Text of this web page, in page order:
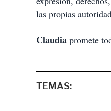
las propias
Claudia promete
TEMAS: